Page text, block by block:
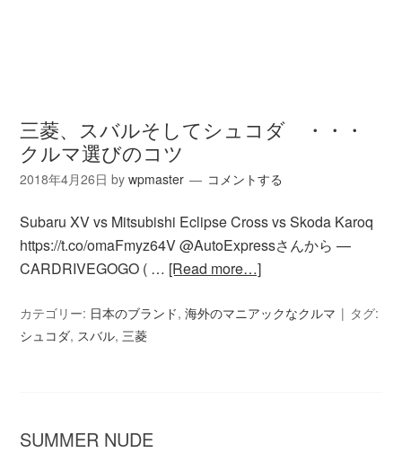
三菱、スバルそしてシュコダ ・・・
クルマ選びのコツ
2018年4月26日 bywpmaster コメントする
Subaru XV vs Mitsubishi Eclipse Cross vs Skoda Karoq
https://t.co/omaFmyz64V @AutoExpressさんから —
CARDRIVEGOGO ( … [Read more…]
カテゴリー: 日本のブランド,海外のマニアックなクルマ
タグ:
シュコダ, スバル,三菱
SUMMER NUDE